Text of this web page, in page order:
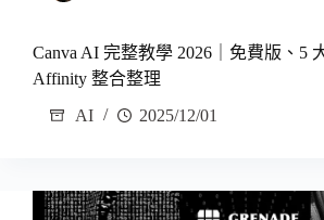
Canva AI 完整教學 2026｜免費版、5
Affinity 整合整理
AI
2025/12/01